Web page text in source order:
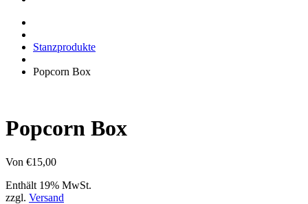
Stanzprodukte
Popcorn Box
Popcorn Box
Von €15,00
Enthält 19% MwSt.
zzgl. Versand